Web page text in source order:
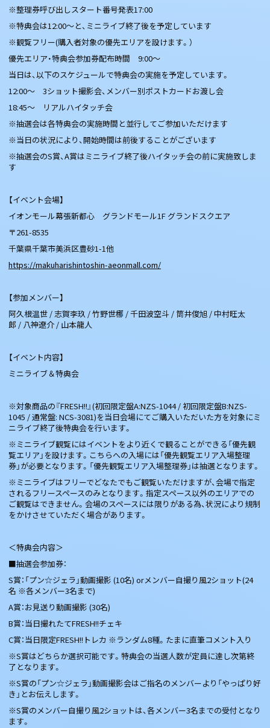
※整理券呼び出しスタート番号発表17:00
※特典会は12:00～と、ミニライブ終了後を予定しています
※観覧フリー(購入者対象の優先エリアを設けます。）
優先エリア・特典会参加券配布時間 9:00〜
当日は、以下のスケジュールで特典会の実施を予定しています。
12:00～ 3ショット撮影会、メンバー別ポストカードお渡し会
18:45～ リアルハイタッチ会
※抽選会は各特典会の実施時間と並行してご参加いただけます
※当日の状況により、開始時間は前後することがございます
※抽選会のS賞、A賞はミニライブ終了後ハイタッチ会の前に実施致しま
す
【イベント会場】
イオンモール幕張新都心 グランドモール1F グランドスクエア
〒261-8535
千葉県千葉市美浜区豊砂1-1他
https://makuharishintoshin-aeonmall.com/
【参加メンバー】
阿久根温世 / 志賀李玖 / 竹野世梛 / 千田波空斗 / 筒井俊旭 / 中村旺太
郎 / 八神遼介 / 山本龍人
【イベント内容】
ミニライブ＆特典会
※対象商品の『FRESH!!』(初回限定盤A:NZS-1044 / 初回限定盤B:NZS-
1045 / 通常盤: NCS-3081)を当日会場にてご購入いただいた方を対象にミ
ニライブ終了後特典会を行います。
※ミニライブ観覧にはイベントをより近くで観ることができる「優先観
覧エリア」を設けます。こちらへの入場には「優先観覧エリア入場整理
券」が必要となります。「優先観覧エリア入場整理券」は抽選となります。
※ミニライブはフリーでどなたでもご観覧いただけますが、会場で指定
されるフリースペースのみとなります。指定スペース以外のエリアでの
ご観覧はできません。会場のスペースには限りがある為、状況により規制
をかけさせていただく場合があります。
＜特典会内容＞
■抽選会参加券：
S賞：「プン☆ジェラ」動画撮影 (10名) orメンバー自撮り風2ショット(24
名 ※各メンバー3名まで)
A賞：お見送り動画撮影 (30名)
B賞：当日撮れたてFRESH!!チェキ
C賞：当日限定FRESH!!トレカ ※ランダム8種。たまに直筆コメント入り
※S賞はどちらか選択可能です。特典会の当選人数が定員に達し次第終
了となります。
※S賞の「プン☆ジェラ」動画撮影会はご指名のメンバーより「やっぱり好
き」とお伝えします。
※S賞のメンバー自撮り風2ショットは、各メンバー3名までの受付となり
ます。